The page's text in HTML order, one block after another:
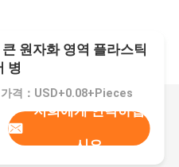
원자화 영역 플라스틱
병
가격：USD+0.08+Pieces
저희에게 연락하십
시오